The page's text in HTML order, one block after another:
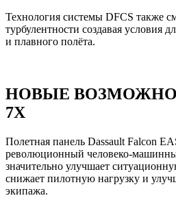
Технология системы DFCS также
турбулентности создавая условия
и плавного полёта.
НОВЫЕ
7X
Полетная панель Dassault Falcon
революционный человеко-
значительно улучшает
снижает пилотную нагрузку и
экипажа.